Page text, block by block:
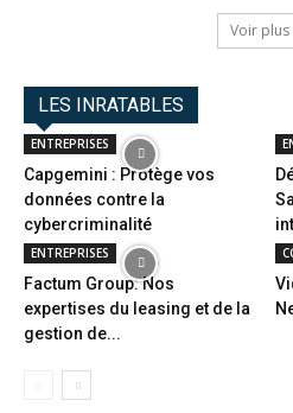
Voir plus
LES INRATABLES
ENTREPRISES
Capgemini : Protège vos
données contre la
cybercriminalité
ENTREPRISES
Factum Group: Nos
expertises du leasing et de la
gestion de...